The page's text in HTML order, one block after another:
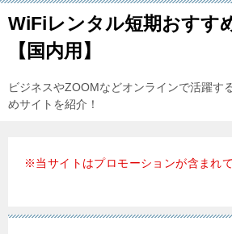
WiFiレンタル短期おすす
【国内用】
ビジネスやZOOMなどオンラインで活躍す
めサイトを紹介！
※当サイトはプロモーションが含まれ